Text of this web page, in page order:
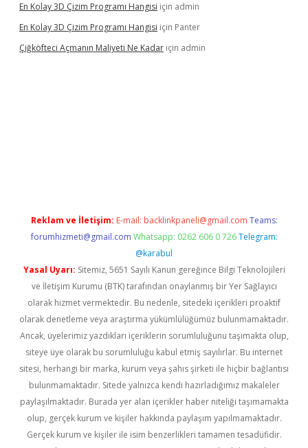
En Kolay 3D Çizim Programı Hangisi için admin
En Kolay 3D Çizim Programı Hangisi için Panter
Çiğköfteci Açmanın Maliyeti Ne Kadar için admin
Reklam ve İletişim: E-mail: backlinkpaneli@gmail.com Teams:
forumhizmeti@gmail.com Whatsapp: 0262 606 0 726 Telegram:
@karabul
Yasal Uyarı: Sitemiz, 5651 Sayılı Kanun gereğince Bilgi Teknolojileri
ve İletişim Kurumu (BTK) tarafından onaylanmış bir Yer Sağlayıcı
olarak hizmet vermektedir. Bu nedenle, sitedeki içerikleri proaktif
olarak denetleme veya araştırma yükümlülüğümüz bulunmamaktadır.
Ancak, üyelerimiz yazdıkları içeriklerin sorumluluğunu taşımakta olup,
siteye üye olarak bu sorumluluğu kabul etmiş sayılırlar. Bu internet
sitesi, herhangi bir marka, kurum veya şahıs şirketi ile hiçbir bağlantısı
bulunmamaktadır. Sitede yalnızca kendi hazırladığımız makaleler
paylaşılmaktadır. Burada yer alan içerikler haber niteliği taşımamakta
olup, gerçek kurum ve kişiler hakkında paylaşım yapılmamaktadır.
Gerçek kurum ve kişiler ile isim benzerlikleri tamamen tesadüfidir.